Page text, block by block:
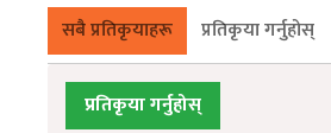
सबै प्रतिकृयाहरू प्रतिकृया गर्नुहोस्
प्रतिकृया गर्नुहोस्